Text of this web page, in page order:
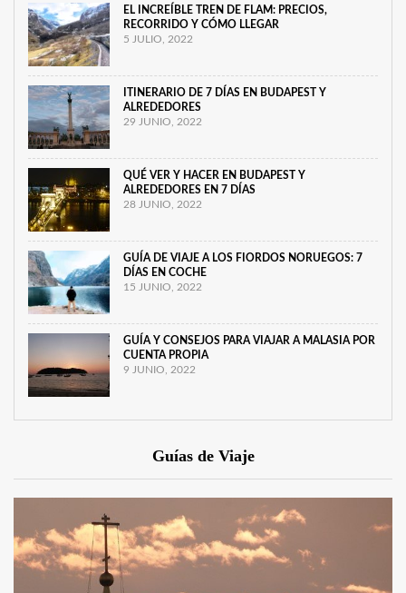
EL INCREÍBLE TREN DE FLAM: PRECIOS,
RECORRIDO Y CÓMO LLEGAR
5 JULIO, 2022
ITINERARIO DE 7 DÍAS EN BUDAPEST Y
ALREDEDORES
29 JUNIO, 2022
QUÉ VER Y HACER EN BUDAPEST Y
ALREDEDORES EN 7 DÍAS
28 JUNIO, 2022
GUÍA DE VIAJE A LOS FIORDOS NORUEGOS: 7
DÍAS EN COCHE
15 JUNIO, 2022
GUÍA Y CONSEJOS PARA VIAJAR A MALASIA POR
CUENTA PROPIA
9 JUNIO, 2022
Guías de Viaje